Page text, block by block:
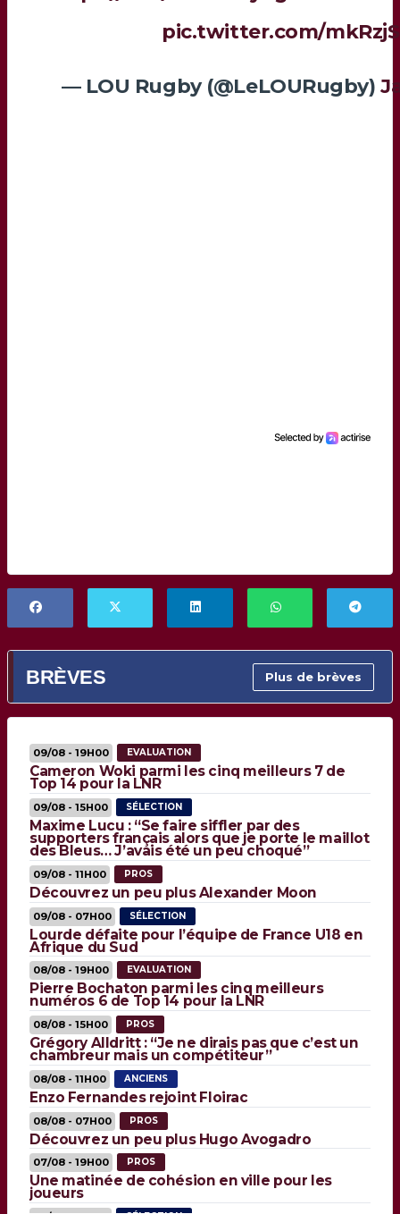
pic.twitter.com/
— LOU Rugby (@LeLOURugby)
BRÈVES Plus de brèves
09/08 - 19H00 EVALUATION
Cameron Woki parmi les cinq meilleurs 7 de
Top 14 pour la LNR
09/08 - 15H00 SÉLECTION
Maxime Lucu : “Se faire siffler par des
supporters français alors que je porte le maillot
des Bleus… J’avais été un peu choqué”
09/08 - 11H00 PROS
Découvrez un peu plus Alexander Moon
09/08 - 07H00 SÉLECTION
Lourde défaite pour l’équipe de France U18 en
Afrique du Sud
08/08 - 19H00 EVALUATION
Pierre Bochaton parmi les cinq meilleurs
numéros 6 de Top 14 pour la LNR
08/08 - 15H00 PROS
Grégory Alldritt : “Je ne dirais pas que c’est un
chambreur mais un compétiteur”
08/08 - 11H00 ANCIENS
Enzo Fernandes rejoint Floirac
08/08 - 07H00 PROS
Découvrez un peu plus Hugo Avogadro
07/08 - 19H00 PROS
Une matinée de cohésion en ville pour les
joueurs